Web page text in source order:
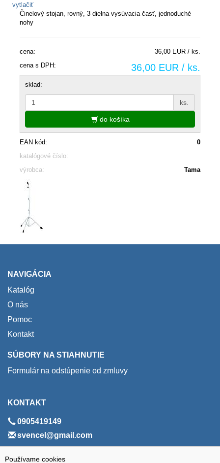
Používame cookies
vytlačiť
Činelový stojan, rovný, 3 dielna vysúvacia časť, jednoduché
nohy
cena:
36,00 EUR / ks.
cena s DPH:
36,00 EUR / ks.
sklad:
ks.
do košíka
EAN kód:
0
katalógové číslo:
výrobca:
Tama
NAVIGÁCIA
Katalóg
O nás
Pomoc
Kontakt
SÚBORY NA STIAHNUTIE
Formulár na odstúpenie od zmluvy
KONTAKT
0905419149
svencel@gmail.com
ADRESA